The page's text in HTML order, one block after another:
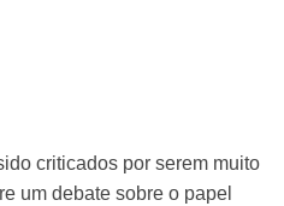
criticados por serem muito
um debate sobre o papel